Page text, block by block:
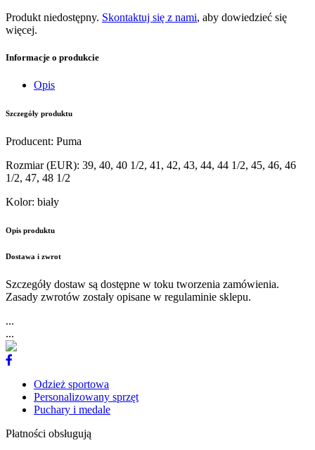
Produkt niedostępny. Skontaktuj się z nami, aby dowiedzieć się
więcej.
Informacje o produkcie
Opis
Szczegóły produktu
Producent: Puma
Rozmiar (EUR): 39, 40, 40 1/2, 41, 42, 43, 44, 44 1/2, 45, 46, 46
1/2, 47, 48 1/2
Kolor: biały
Opis produktu
Dostawa i zwrot
Szczegóły dostaw są dostępne w toku tworzenia zamówienia.
Zasady zwrotów zostały opisane w regulaminie sklepu.
...
...
Odzież sportowa
Personalizowany sprzęt
Puchary i medale
Płatności obsługują